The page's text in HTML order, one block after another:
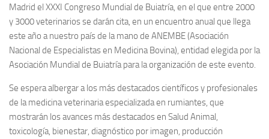
Madrid el XXXI Congreso Mundial de Buiatría, en el que entre 2000
y 3000 veterinarios se darán cita, en un encuentro anual que llega
este año a nuestro país de la mano de ANEMBE (Asociación
Nacional de Especialistas en Medicina Bovina), entidad elegida por la
Asociación Mundial de Buiatría para la organización de este evento.
Se espera albergar a los más destacados científicos y profesionales
de la medicina veterinaria especializada en rumiantes, que
mostrarán los avances más destacados en Salud Animal,
toxicología, bienestar, diagnóstico por imagen, producción